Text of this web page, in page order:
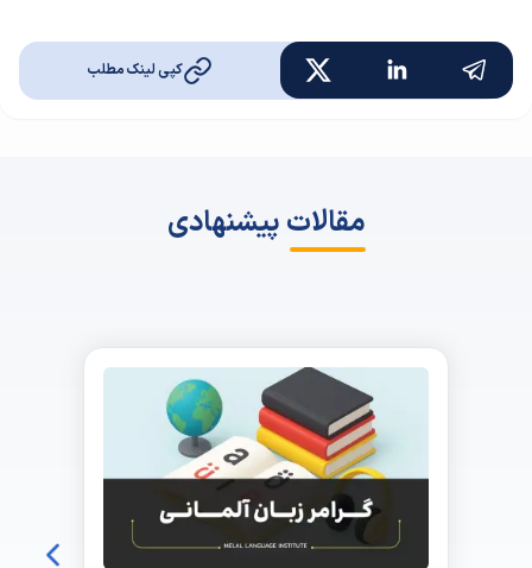
کپی لینک مطلب
مقالات پیشنهادی